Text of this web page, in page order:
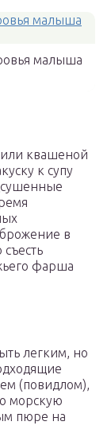
малыша
квашеной
к супу
в
фарша
легким, но
(повидлом),
морскую
пюре на